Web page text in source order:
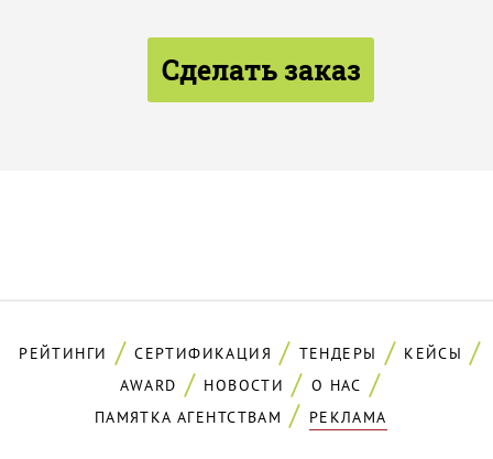
Сделать заказ
РЕЙТИНГИ СЕРТИФИКАЦИЯ ТЕНДЕРЫ
КЕЙСЫ
AWARD
НОВОСТИ
О НАС
ПАМЯТКА АГЕНТСТВАМ
РЕКЛАМА